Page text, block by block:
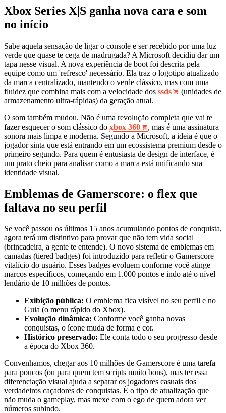
Xbox Series X|S ganha nova cara e som
no início
Sabe aquela sensação de ligar o console e ser recebido por uma luz
verde que quase te cega de madrugada? A Microsoft decidiu dar um
tapa nesse visual. A nova experiência de boot foi descrita pela
equipe como um 'refresco' necessário. Ela traz o logotipo atualizado
da marca centralizado, mantendo o verde clássico, mas com uma
fluidez que combina mais com a velocidade dos ssds
(unidades de
armazenamento ultra-rápidas) da geração atual.
O som também mudou. Não é uma revolução completa que vai te
fazer esquecer o som clássico do xbox 360
, mas é uma assinatura
sonora mais limpa e moderna. Segundo a Microsoft, a ideia é que o
jogador sinta que está entrando em um ecossistema premium desde o
primeiro segundo. Para quem é entusiasta de design de interface, é
um prato cheio para analisar como a marca está unificando sua
identidade visual.
Emblemas de Gamerscore: o flex que
faltava no seu perfil
Se você passou os últimos 15 anos acumulando pontos de conquista,
agora terá um distintivo para provar que não tem vida social
(brincadeira, a gente te entende). O novo sistema de emblemas em
camadas (tiered badges) foi introduzido para refletir o Gamerscore
vitalício do usuário. Esses badges evoluem conforme você atinge
marcos específicos, começando em 1.000 pontos e indo até o nível
lendário de 10 milhões de pontos.
Exibição pública: O emblema fica visível no seu perfil e no
Guia (o menu rápido do Xbox).
Evolução dinâmica: Conforme você ganha novas
conquistas, o ícone muda de forma e cor.
Histórico preservado: Ele conta todo o seu progresso desde
a época do Xbox 360.
Convenhamos, chegar aos 10 milhões de Gamerscore é uma tarefa
para poucos (ou para quem tem scripts muito bons), mas ter essa
diferenciação visual ajuda a separar os jogadores casuais dos
verdadeiros caçadores de conquistas. É o tipo de atualização que
não muda o gameplay, mas mexe com o ego de quem adora ver
números subindo.